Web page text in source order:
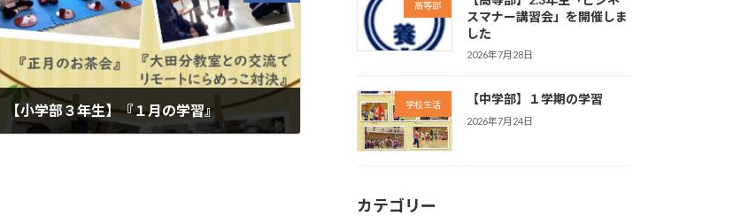
【小学部３年生】『１月の学習』
高等部
スマナー講習会」を開催しま
した
2026年7月28日
学校生活 【中学部】１学期の学習
2026年7月24日
カテゴリー